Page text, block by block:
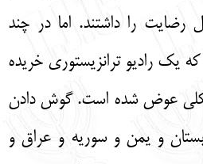
رضایت را داشتند. اما در چند
یک رادیو ترانزیستوری خریده
کلی عوض شده است. گوش دادن
و یمن و سوریه و عراق و